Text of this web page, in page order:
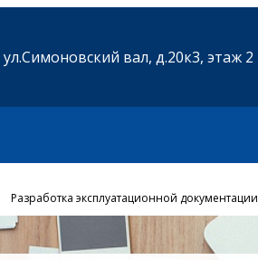
ул.Симоновский вал, д.20к3, этаж 2
Разработка эксплуатационной документации